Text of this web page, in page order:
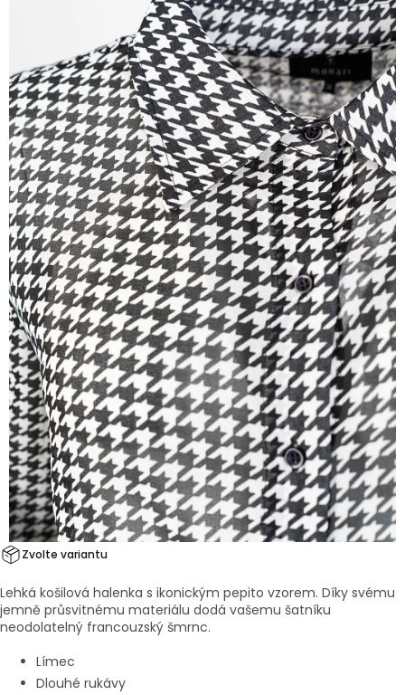
Zvolte variantu
Lehká košilová halenka s ikonickým pepito vzorem. Díky svému
jemně průsvitnému materiálu dodá vašemu šatníku
neodolatelný francouzský šmrnc.
Límec
Dlouhé rukávy